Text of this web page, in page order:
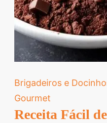
Brigadeiros e
Gourmet
Receita Fácil